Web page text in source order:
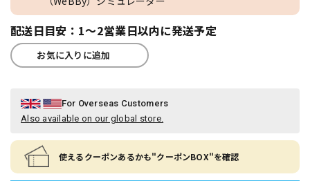
配送日目安：1～2営業日以内に発送予定
お気に入りに追加
For Overseas Customers
Also available on our global store.
使えるクーポンあるかも"クーポンBOX"を確認